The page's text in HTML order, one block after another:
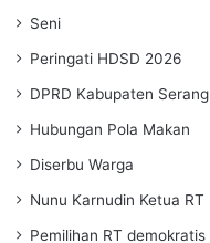
Seni
Peringati HDSD 2026
DPRD Kabupaten Serang
Hubungan Pola Makan
Diserbu Warga
Nunu Karnudin Ketua RT
Pemilihan RT demokratis